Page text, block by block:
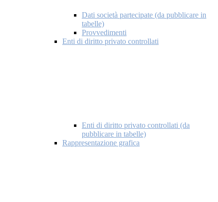
Dati società partecipate (da pubblicare in
tabelle)
Provvedimenti
Enti di diritto privato controllati
Enti di diritto privato controllati (da
pubblicare in tabelle)
Rappresentazione grafica